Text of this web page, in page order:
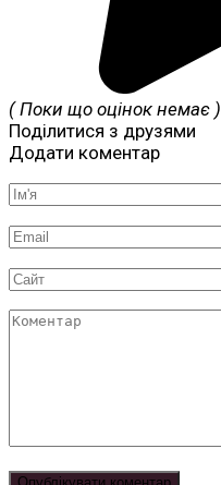
( Поки що оцінок немає )
Поділитися з друзями
Додати коментар
Ім'я
Email
Сайт
Коментар